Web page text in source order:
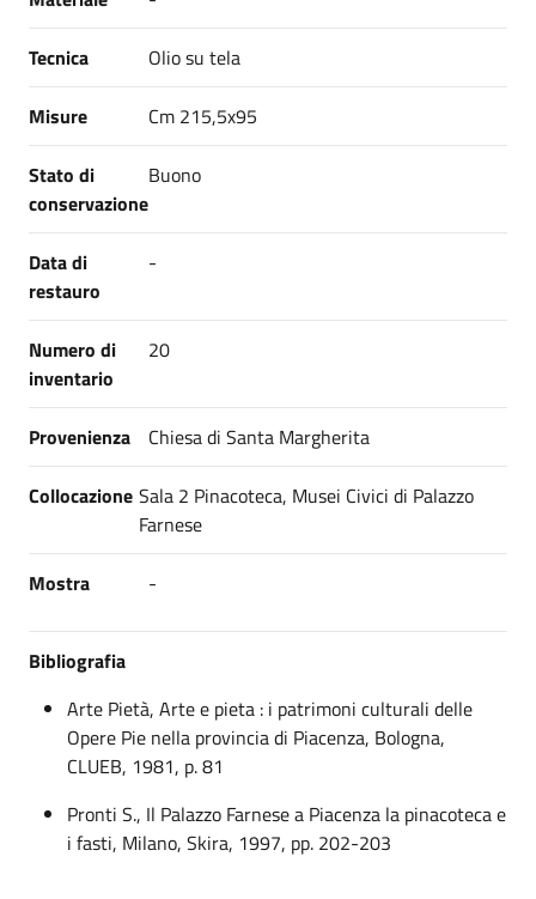
Tecnica Olio su tela
Misure Cm 215,5x95
Stato di
conservazione
Buono
Data di
restauro
-
Numero di
inventario
20
Provenienza Chiesa di Santa Margherita
Collocazione Sala 2 Pinacoteca, Musei Civici di Palazzo
Farnese
Mostra -
Bibliografia
Arte Pietà, Arte e pieta : i patrimoni culturali delle
Opere Pie nella provincia di Piacenza, Bologna,
CLUEB, 1981, p. 81
Pronti S., Il Palazzo Farnese a Piacenza la pinacoteca e
i fasti, Milano, Skira, 1997, pp. 202-203